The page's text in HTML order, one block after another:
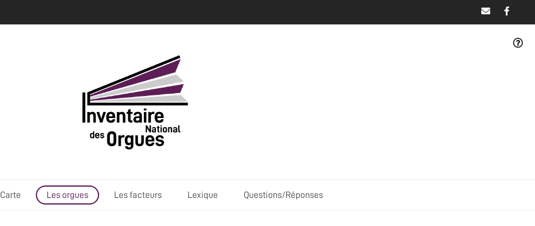
Carte Les orgues Les facteurs Lexique Questions/Réponses